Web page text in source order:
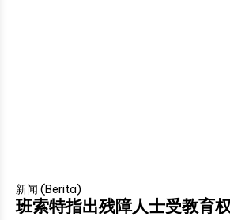
新闻 (Berita)
班索特指出残障人士受教育